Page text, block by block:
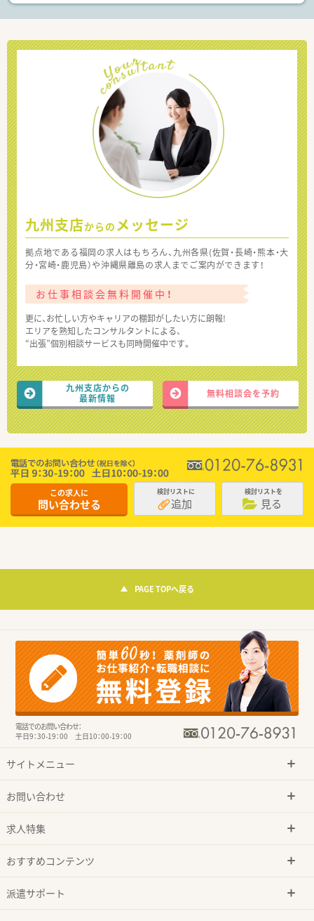
九州支店からの メッセージ
拠点地である福岡の求人はもちろん、九州各県(佐賀・長崎・熊本・大
分・宮崎・鹿児島）や沖縄県離島の求人までご案内ができます！
お仕事相談会無料開催中！
更に、お忙しい方やキャリアの棚卸がしたい方に朗報!
エリアを熟知したコンサルタントによる、
“出張”個別相談サービスも同時開催中です。
九州支店からの
最新情報
無料相談会を予約
この求人に
問い合わせる
検討リストに
追加
検討リストを
見る
PAGE TOPへ戻る
電話でのお問い合わせ：
平日9：30-19：00 土日10：00-19：00
サイトメニュー
お問い合わせ
求人特集
おすすめコンテンツ
派遣サポート